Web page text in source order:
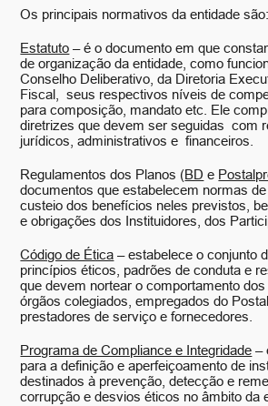
Os principais normativos da entidade são:
Estatuto – é o documento em que
de organização da entidade, como
Conselho Deliberativo, da Diretoria
Fiscal, seus respectivos níveis de
para composição, mandato etc. Ele
diretrizes que devem ser seguidas com
jurídicos, administrativos e financeiros.
Regulamentos dos Planos (BD e
documentos que estabelecem normas
custeio dos benefícios neles previstos,
e obrigações dos Instituidores, dos
Código de Ética – estabelece o conjunto
princípios éticos, padrões de conduta e
que devem nortear o comportamento
órgãos colegiados, empregados do
prestadores de serviço e fornecedores.
Programa de Compliance e Integridade –
para a definição e aperfeiçoamento de
destinados à prevenção, detecção e
corrupção e desvios éticos no âmbito da